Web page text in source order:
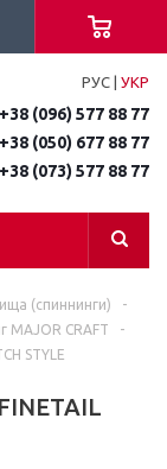
РУС УКР
+38 (096) 577 88 77
+38 (050) 677 88 77
+38 (073) 577 88 77
(спиннинги)
-
MAJOR CRAFT
-
STYLE